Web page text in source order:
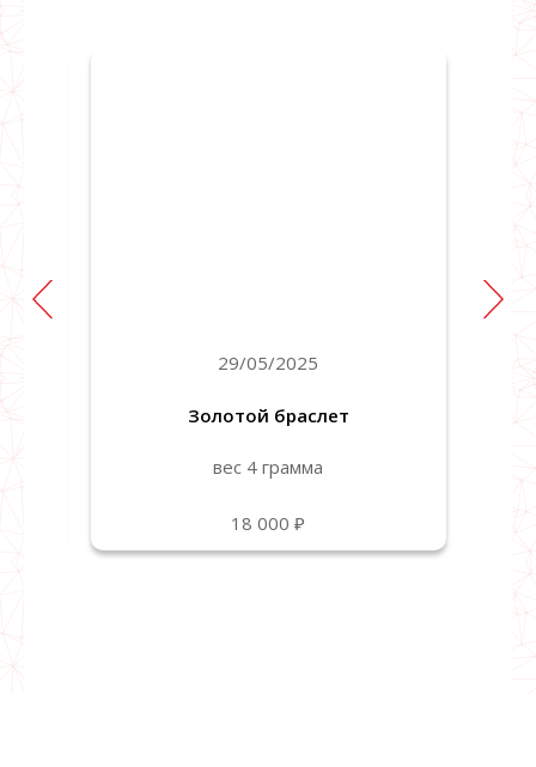
29/05/2025
Золотой браслет
вес 4 грамма
18 000 ₽